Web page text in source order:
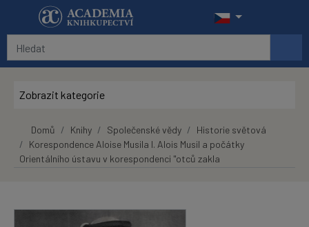
Přeskočit na hlavní obsah
Zobrazit kategorie
Domů Knihy Společenské vědy
Historie světová
Korespondence Aloise Musila I. Alois Musil a počátky
Orientálního ústavu v korespondenci "otců zakla